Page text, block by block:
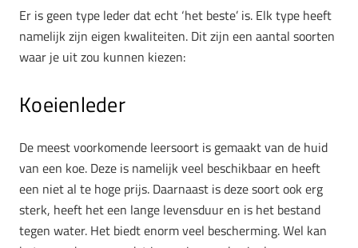
Er is geen type leder dat echt ‘het beste’ is. Elk type heeft
namelijk zijn eigen kwaliteiten. Dit zijn een aantal soorten
waar je uit zou kunnen kiezen:
Koeienleder
De meest voorkomende leersoort is gemaakt van de huid
van een koe. Deze is namelijk veel beschikbaar en heeft
een niet al te hoge prijs. Daarnaast is deze soort ook erg
sterk, heeft het een lange levensduur en is het bestand
tegen water. Het biedt enorm veel bescherming. Wel kan